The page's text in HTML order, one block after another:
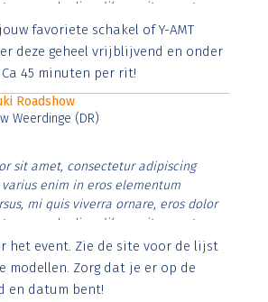
commodo diam libero vitae erat.
et justo cursus id rutrum lorem
sem vitae risus tristique posuere.
favoriete schakel of Y-AMT
deze geheel vrijblijvend en onder
45 minuten per rit!
Roadshow
Weerdinge (DR)
sit amet, consectetur adipiscing
enim in eros elementum
mi quis viverra ornare, eros dolor
commodo diam libero vitae erat.
et justo cursus id rutrum lorem
sem vitae risus tristique posuere.
het event. Zie de site voor de lijst
modellen. Zorg dat je er op de
en datum bent!